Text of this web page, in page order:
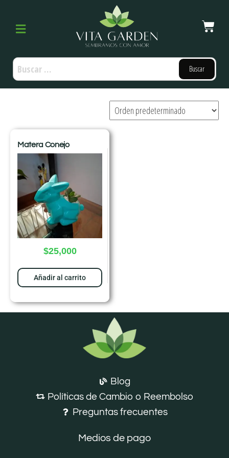
Matera Conejo
$25,000
Añadir al carrito
Blog
Políticas de Cambio o Reembolso
Preguntas frecuentes
Medios de pago